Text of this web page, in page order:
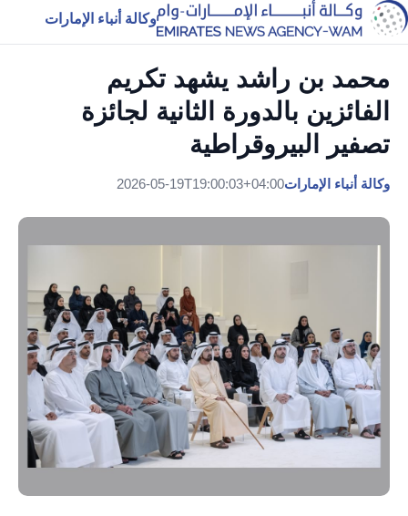
وكالة أنباء الإمارات
محمد بن راشد يشهد تكريم
الفائزين بالدورة الثانية لجائزة
تصفير البيروقراطية
وكالة أنباء الإمارات2026-05-19T19:00:03+04:00